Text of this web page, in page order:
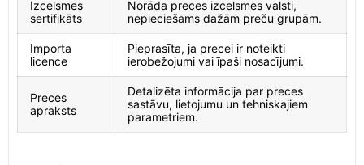
Izcelsmes
sertifikāts
Norāda preces izcelsmes valsti,
nepieciešams dažām preču grupām.
Importa
licence
Pieprasīta, ja precei ir noteikti
ierobežojumi vai īpaši nosacījumi.
Preces
apraksts
Detalizēta informācija par preces
sastāvu, lietojumu un tehniskajiem
parametriem.